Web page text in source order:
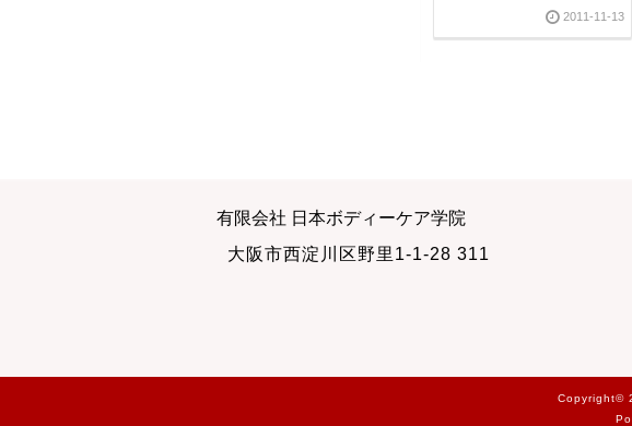
2011-11-13
こころはこっていませ
2010-03-12
有限会社 日本ボディーケア学院
大阪市西淀川区野里1-1-28 311
Copyright©